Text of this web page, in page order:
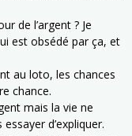
de l’argent ? Je
est obsédé par ça, et
au loto, les chances
chance.
mais la vie ne
d’expliquer.